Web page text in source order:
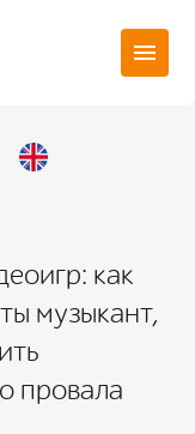
как
музыкант,
провала